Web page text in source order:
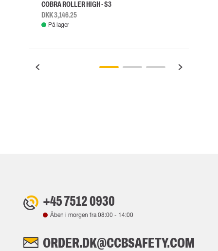
COBRA ROLLER HIGH - S3
DKK 3,146.25
På lager
+45 7512 0930
Åben i morgen fra08:00 - 14:00
ORDER.DK@CCBSAFETY.COM